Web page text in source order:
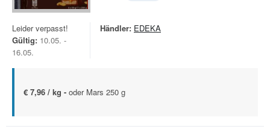
Leider verpasst!
Gültig: 10.05. -
16.05.
Händler: EDEKA
€ 7,96 / kg - oder Mars 250 g